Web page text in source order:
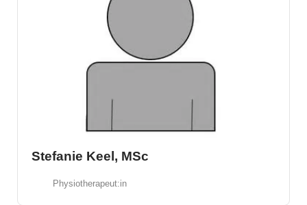
Stefanie Keel, MSc
Physiotherapeut:in